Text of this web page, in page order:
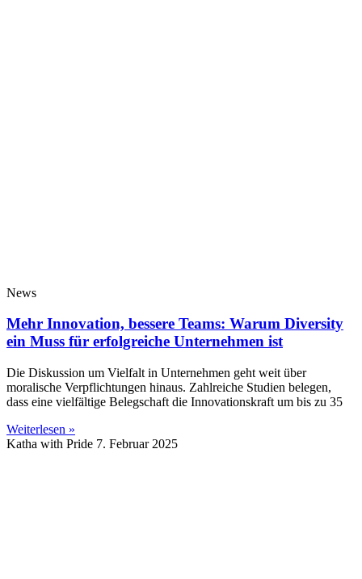
News
Mehr Innovation, bessere Teams: Warum Diversity
ein Muss für erfolgreiche Unternehmen ist
Die Diskussion um Vielfalt in Unternehmen geht weit über
moralische Verpflichtungen hinaus. Zahlreiche Studien belegen,
dass eine vielfältige Belegschaft die Innovationskraft um bis zu 35
Weiterlesen »
Katha with Pride 7. Februar 2025